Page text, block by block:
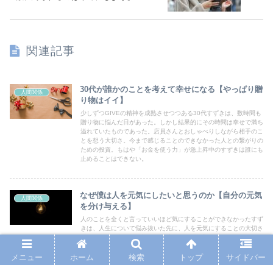
関連記事
人間関係
30代が誰かのことを考えて幸せになる【やっぱり贈
り物はイイ】
少しずつGIVEの精神を成熟させつつある30代すずきは、数時間も
贈り物に悩んだ日があった。しかし結果的にその時間は幸せで満ち
溢れていたものであった。店員さんとおしゃべりしながら相手のこ
とを想う大切さ。今まで感じることのできなかった人との繋がりの
ための投資。もはや「お金を使う力」が急上昇中のすずきは誰にも
止めることはできない。
人間関係
なぜ僕は人を元気にしたいと思うのか【自分の元気
を分け与える】
人のことを全くと言っていいほど気にすることができなかったすず
きは、人生について悩み抜いた先に、人を元気にすることの大切さ
を理解した。自分が余裕のある時ほど、人に与えること。それによ
って自分が所属しているコミュニティも活性化するし、何より自分
も元気をもらうことができる。元気玉のように、人に元気を分け与
メニュー ホーム 検索 トップ サイドバー